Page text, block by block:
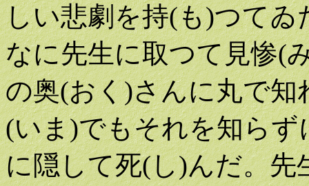
しい悲劇を持(も)つて
なに先生に取つて見惨(
の奥(おく)さんに丸で
(いま)でもそれを知ら
に隠して死(し)んだ。先